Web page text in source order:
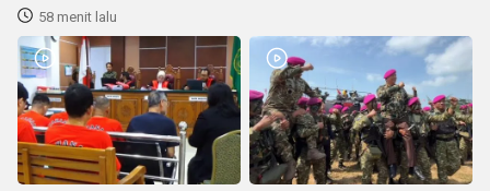
58 menit lalu